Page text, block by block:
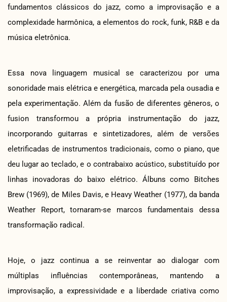
fundamentos clássicos do jazz, como a improvisação e a
complexidade harmônica, a elementos do rock, funk, R&B e da
música eletrônica.
Essa nova linguagem musical se caracterizou por uma
sonoridade mais elétrica e energética, marcada pela ousadia e
pela experimentação. Além da fusão de diferentes gêneros, o
fusion transformou a própria instrumentação do jazz,
incorporando guitarras e sintetizadores, além de versões
eletrificadas de instrumentos tradicionais, como o piano, que
deu lugar ao teclado, e o contrabaixo acústico, substituído por
linhas inovadoras do baixo elétrico. Álbuns como Bitches
Brew (1969), de Miles Davis, e Heavy Weather (1977), da banda
Weather Report, tornaram-se marcos fundamentais dessa
transformação radical.
Hoje, o jazz continua a se reinventar ao dialogar com
múltiplas influências contemporâneas, mantendo a
improvisação, a expressividade e a liberdade criativa como